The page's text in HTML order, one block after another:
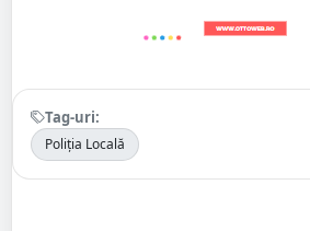
Tag-uri:
Poliția Locală